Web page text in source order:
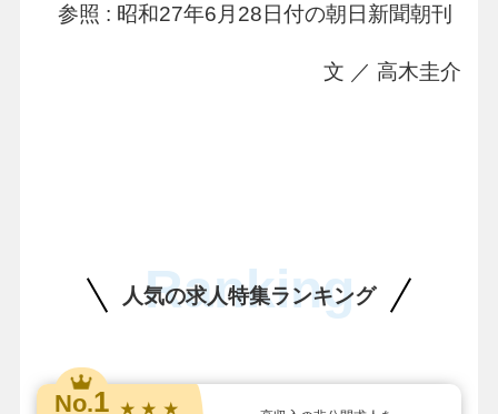
参照 : 昭和27年6月28日付の朝日新聞朝刊
文 ／ 高木圭介
人気の求人特集ランキング
Ranking
No.1 ★ ★ ★